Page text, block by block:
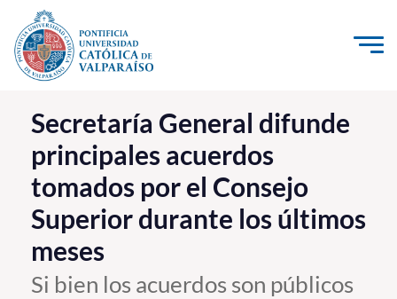
Click acá para ir directamente al contenido
La Universidad
Investigación, Creación e Innovación
PUCV Internacional
Vinculación con el Medio
Admisión
Secretaría General difunde
principales acuerdos
tomados por el Consejo
Superior durante los últimos
meses
Si bien los acuerdos son públicos